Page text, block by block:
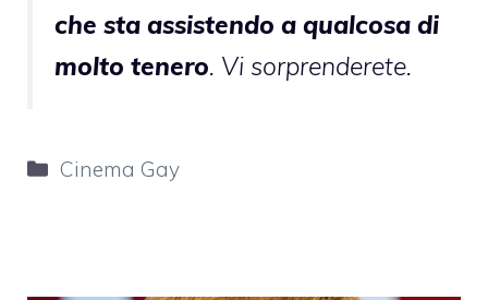
che sta assistendo a qualcosa di
molto tenero. Vi sorprenderete.
Categorie
Cinema Gay